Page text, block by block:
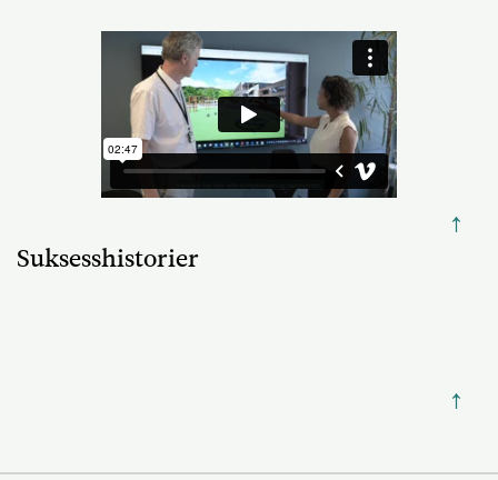
↑
Suksesshistorier
↑